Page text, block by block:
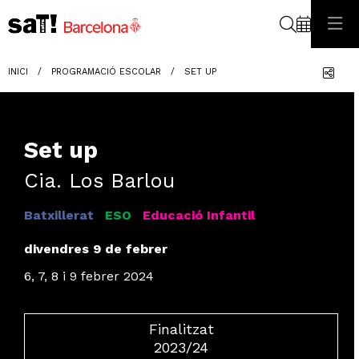
INICI PROGRAMACIÓ ESCOLAR SET UP
Set up
Cia. Los Barlou
Batxillerat ESO Educació Infantil
divendres 9 de febrer
6, 7, 8 i 9 febrer 2024
Finalitzat
2023/24